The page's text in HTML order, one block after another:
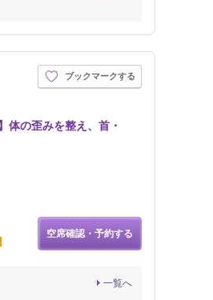
ブックマークする
体の歪みを整え、首・
空席確認・予約する
一覧へ